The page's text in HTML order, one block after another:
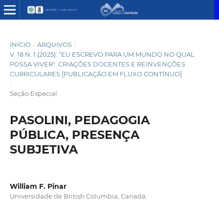
INÍCIO / ARQUIVOS /
V. 18 N. 1 (2025): "EU ESCREVO PARA UM MUNDO NO QUAL
POSSA VIVER": CRIAÇÕES DOCENTES E REINVENÇÕES
CURRICULARES [PUBLICAÇÃO EM FLUXO CONTÍNUO]
/
Seção Especial
PASOLINI, PEDAGOGIA
PÚBLICA, PRESENÇA
SUBJETIVA
William F. Pinar
Universidade de British Columbia, Canadá.